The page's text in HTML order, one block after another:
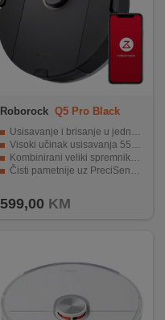
Roborock Q5 Pro Black
Usisavanje i brisanje u jednom prolazu
Visoki učinak usisavanja 5500 Pa
Kombinirani veliki spremnik za prašinu i spremnik za vodu
Čisti pametnije uz PreciSense LiDAR navigaciju
599,00 KM